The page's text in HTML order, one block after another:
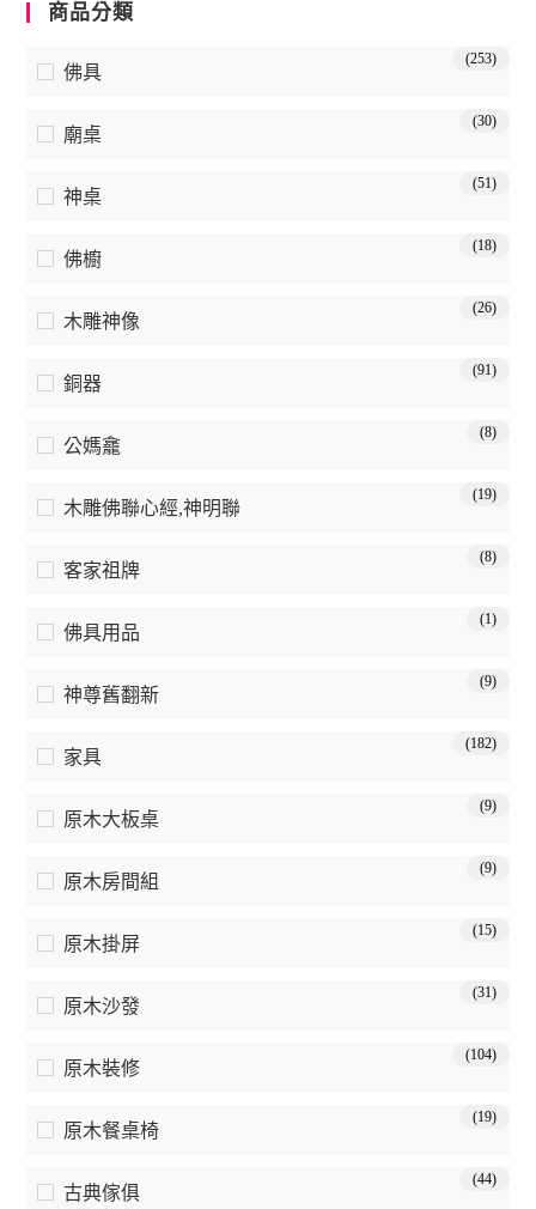
商品分類
佛具
(253)
廟桌
(30)
神桌
(51)
佛櫥
(18)
木雕神像
(26)
銅器
(91)
公媽龕
(8)
木雕佛聯心經,神明聯
(19)
客家祖牌
(8)
佛具用品
(1)
神尊舊翻新
(9)
家具
(182)
原木大板桌
(9)
原木房間組
(9)
原木掛屏
(15)
原木沙發
(31)
原木裝修
(104)
原木餐桌椅
(19)
古典傢俱
(44)